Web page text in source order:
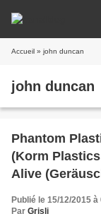
Accueil » john duncan
john duncan
Phantom
(Korm
Alive
Publié le 15/12/2015 à
Par Grisli